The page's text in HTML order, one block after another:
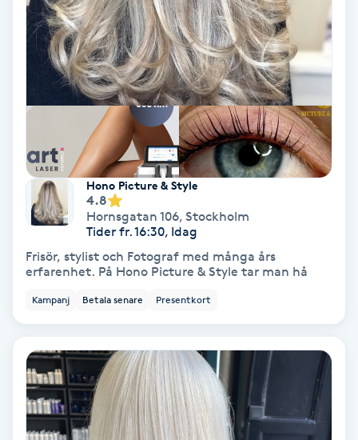
Paraffinbehandling
Pensionärklippning
Permanent
Permanent hårborttagning
Permanent ögonbrynsmakeup
Personal shopper
Personlig tränare
Picolaser
Hono Picture & Style
4.8
Hornsgatan 106, Stockholm
Tider fr. 16:30, Idag
Frisör, stylist och Fotograf med många års
erfarenhet. På Hono Picture & Style tar man hå
Kampanj Betala senare Presentkort